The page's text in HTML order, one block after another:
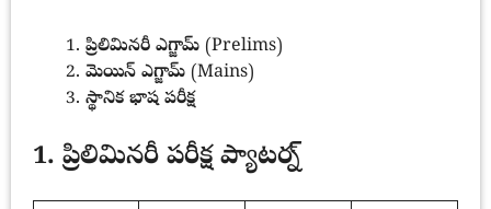
ప్రిలిమినరీ ఎగ్జామ్ (Prelims)
మెయిన్ ఎగ్జామ్ (Mains)
స్థానిక భాష పరీక్ష
1. ప్రిలిమినరీ పరీక్ష ప్యాటర్న్